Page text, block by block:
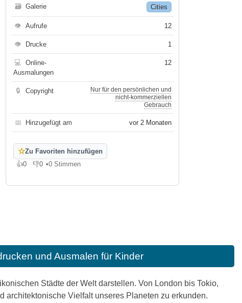
🗃 Galerie Cities
👁 Aufrufe 12
👁 Drucke 1
💻
Online-
Ausmalungen
12
🔒 Copyright
Nur für den persönlichen und
nicht-kommerziellen
Gebrauch
📅 Hinzugefügt am vor 2 Monaten
☆Zu Favoriten hinzufügen
👍0
Gefällt mir
👎0
Gefällt mir nicht
•0 Stimmen
und Ausmalen für Kinder
Städte der Welt darstellen. Von London bis Tokio,
architektonische Vielfalt unseres Planeten zu erkunden.